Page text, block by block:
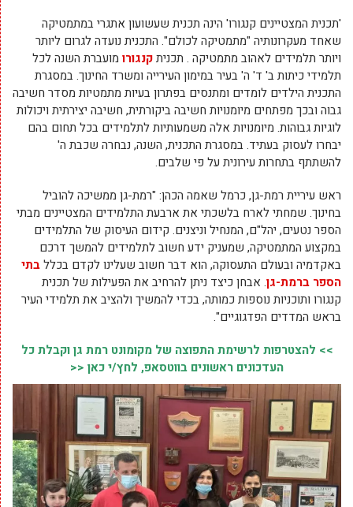
'תכנית המצטיינים קנגורו' הינה תכנית שעשועון אתגרי במתמטיקה
שאחד מעקרונותיה "מתמטיקה לכולם". התכנית נועדה לגרום ליותר
ויותר תלמידים לאהוב מתמטיקה . תכניתקנגורו מועברת השנה לכל
תלמידי כיתות ב' ד' ה' בעיר במימון העירייה ומשרד החינוך. במסגרת
התכנית הילדים לומדים ומתנסים בפתרון בעיות מתמטיות מסדר חשיבה
גבוה ובכך מפתחים מיומנויות חשיבה ביקורתית, חשיבה יצירתית ויכולות
לוגיות גבוהות. מיומנויות אלה משמעותיות לתלמידים בכל תחום בהם
יבחרו לעסוק בעתיד. במסגרת התכנית, השנה, נבחרה שכבת ה'
להשתתף בתחרות עירונית על פי שלבים.
ראש עיריית רמת-גן, כרמל שאמה הכהן: "רמת-גן ממשיכה להוביל
בחינוך. שמחתי לארח בלשכתי את ארבעת התלמידים המצטיינים מבתי
הספר נטעים, יהל"ם, המנחיל וניצנים. קידום העיסוק של התלמידים
במקצוע המתמטיקה, שמעניק ידע חשוב לתלמידים להמשך דרכם
באקדמיה ובעולם התעסוקה, הוא דבר חשוב שעלינו לקדם בכללבתי
הספר ברמת-גן. אבחן כיצד ניתן להרחיב את הפעילות של תכנית
קנגורו ותוכניות נוספות כמותה, בכדי להמשיך ולהציב את תלמידי העיר
בראש המדדים הפדגוגיים".
>> להצטרפות לרשימת התפוצה של מקומונט רמת גן וקבלת כל
העדכונים ראשונים בווטסאפ, לחץ/י כאן <<